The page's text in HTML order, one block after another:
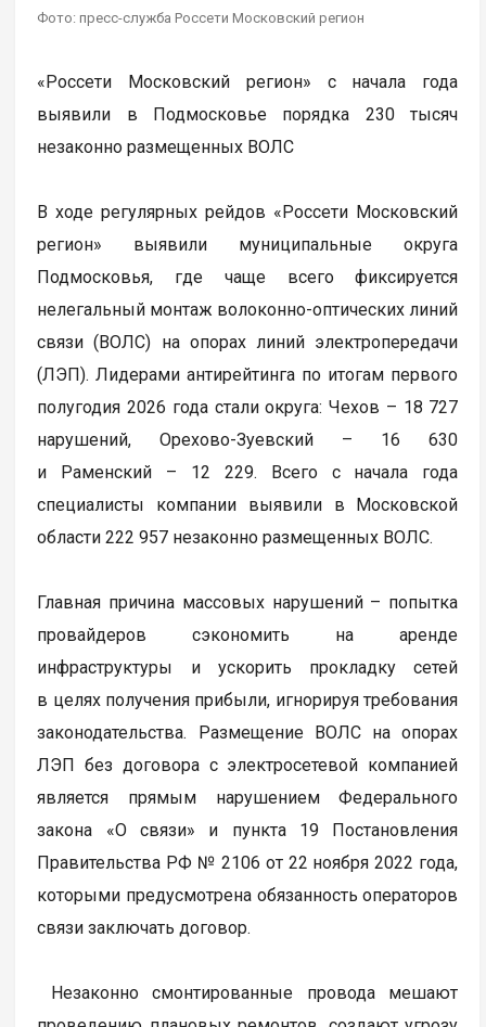
Фото: пресс-служба Россети Московский регион
«Россети Московский регион» с начала года
выявили в Подмосковье порядка 230 тысяч
незаконно размещенных ВОЛС
В ходе регулярных рейдов «Россети Московский
регион» выявили муниципальные округа
Подмосковья, где чаще всего фиксируется
нелегальный монтаж волоконно-оптических линий
связи (ВОЛС) на опорах линий электропередачи
(ЛЭП). Лидерами антирейтинга по итогам первого
полугодия 2026 года стали округа: Чехов – 18 727
нарушений, Орехово-Зуевский – 16 630
и Раменский – 12 229. Всего с начала года
специалисты компании выявили в Московской
области 222 957 незаконно размещенных ВОЛС.
Главная причина массовых нарушений – попытка
провайдеров сэкономить на аренде
инфраструктуры и ускорить прокладку сетей
в целях получения прибыли, игнорируя требования
законодательства. Размещение ВОЛС на опорах
ЛЭП без договора с электросетевой компанией
является прямым нарушением Федерального
закона «О связи» и пункта 19 Постановления
Правительства РФ № 2106 от 22 ноября 2022 года,
которыми предусмотрена обязанность операторов
связи заключать договор.
Незаконно смонтированные провода мешают